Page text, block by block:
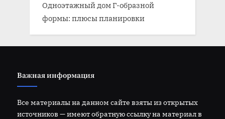
Одноэтажный дом Г-образной
формы: плюсы планировки
Важная информация
Все материалы на данном сайте взяты из открытых
источников — имеют обратную ссылку на материал в